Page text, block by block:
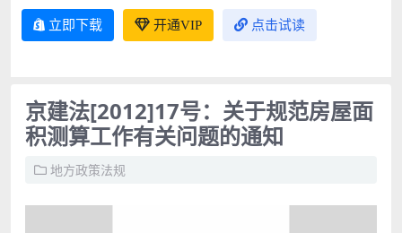
立即下载 开通VIP 点击试读
京建法[2012]17号：关于规范房屋面
积测算工作有关问题的通知
地方政策法规